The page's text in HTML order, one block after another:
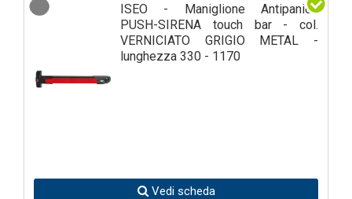
ISEO - Maniglione Antipanico
PUSH-SIRENA touch bar - col.
VERNICIATO GRIGIO METAL -
lunghezza 330 - 1170
Vedi scheda